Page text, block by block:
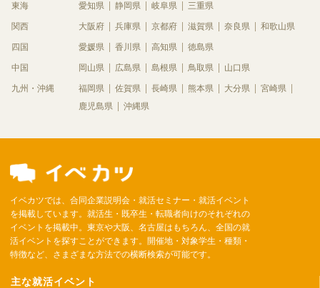
東海 愛知県 静岡県 岐阜県 三重県
関西 大阪府 兵庫県 京都府 滋賀県 奈良県 和歌山県
四国 愛媛県 香川県 高知県 徳島県
中国 岡山県 広島県 島根県 鳥取県 山口県
九州・沖縄 福岡県 佐賀県 長崎県 熊本県 大分県
宮崎県
鹿児島県
沖縄県
イベカツでは、合同企業説明会・就活セミナー・就活イベント
を掲載しています。就活生・既卒生・転職者向けのそれぞれの
イベントを掲載中。東京や大阪、名古屋はもちろん、全国の就
活イベントを探すことができます。開催地・対象学生・種類・
特徴など、さまざまな方法での横断検索が可能です。
主な就活イベント